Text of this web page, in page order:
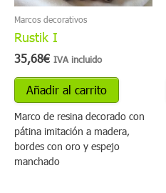
Marcos decorativos
Rustik I
35,68€ IVA incluido
Añadir al carrito
Marco de resina decorado con
pátina imitación a madera,
bordes con oro y espejo
manchado